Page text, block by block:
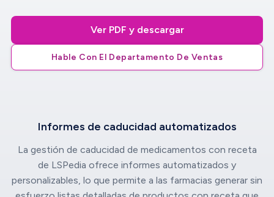
Ver PDF y descargar
Hable Con El Departamento De Ventas
Informes de caducidad automatizados
La gestión de caducidad de medicamentos con receta
de LSPedia ofrece informes automatizados y
personalizables, lo que permite a las farmacias generar sin